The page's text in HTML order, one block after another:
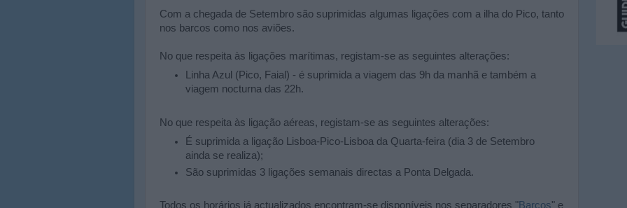
Com a chegada de Setembro são suprimidas algumas ligações com a ilha do Pico, tanto
nos barcos como nos aviões.
No que respeita às ligações marítimas, registam-se as seguintes alterações:
Linha Azul (Pico, Faial) - é suprimida a viagem das 9h da manhã e também a
viagem nocturna das 22h.
No que respeita às ligação aéreas, registam-se as seguintes alterações:
É suprimida a ligação Lisboa-Pico-Lisboa da Quarta-feira (dia 3 de Setembro
ainda se realiza);
São suprimidas 3 ligações semanais directas a Ponta Delgada.
Todos os horários já actualizados encontram-se disponíveis nos separadores "Barcos" e